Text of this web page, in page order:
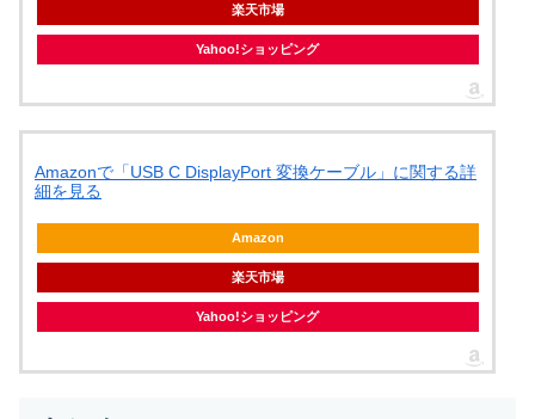
楽天市場
Yahoo!ショッピング
Amazonで「USB C DisplayPort 変換ケーブル」に関する詳
細を見る
Amazon
楽天市場
Yahoo!ショッピング